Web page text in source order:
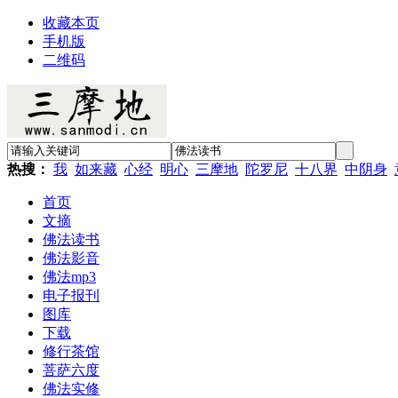
收藏本页
手机版
二维码
热搜： 我 如来藏 心经 明心 三摩地 陀罗尼 十八界 中阴身
首页
文摘
佛法读书
佛法影音
佛法mp3
电子报刊
图库
下载
修行茶馆
菩萨六度
佛法实修